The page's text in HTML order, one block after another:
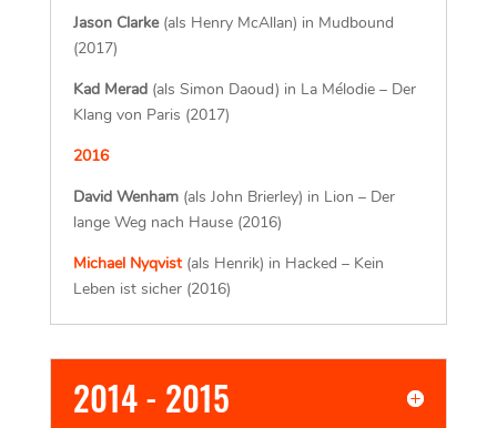
2017
Jason Clarke
(2017)
Kad Merad (als Simon Daoud) in La Mélodie – Der
Klang von Paris (2017)
2016
David Wenham(als John Brierley) in Lion – Der
lange Weg nach Hause (2016)
Michael Nyqvist(als Henrik) in Hacked – Kein
Leben ist sicher (2016)